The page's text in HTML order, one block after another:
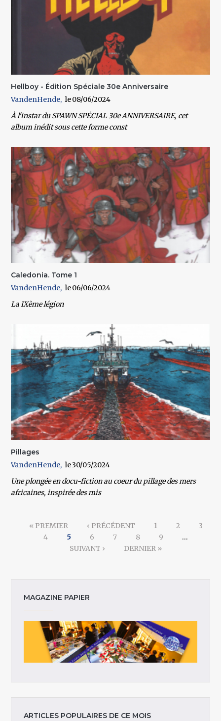
Hellboy - Édition Spéciale 30e Anniversaire
VandenHende
08/06/2024
À l'instar du SPAWN SPÉCIAL 30e ANNIVERSAIRE, cet
album inédit sous cette forme const
Caledonia. Tome 1
VandenHende
06/06/2024
La IXème légion
Pillages
VandenHende
30/05/2024
Une plongée en docu-fiction au coeur du pillage des mers
africaines, inspirée des mis
« PREMIER ‹ PRÉCÉDENT 1 2
3
4
5 6 7 8 9
…
SUIVANT ›
DERNIER »
MAGAZINE PAPIER
ARTICLES POPULAIRES DE CE MOIS